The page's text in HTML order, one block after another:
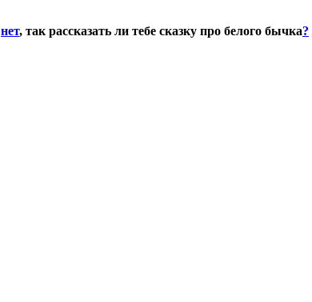
нет, так рассказать ли тебе сказку про белого бычка?